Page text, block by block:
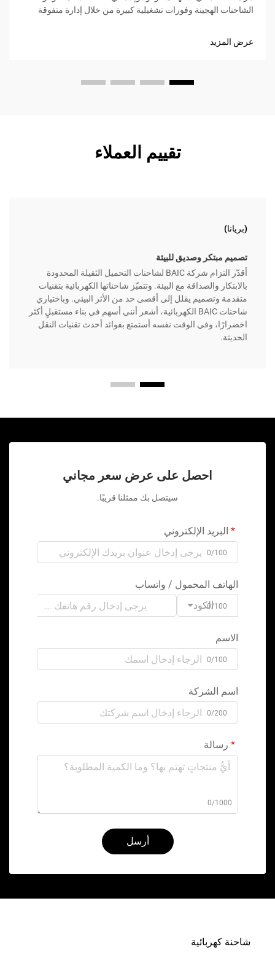
الشاحنات الهجينة وفورات تشغيلية كبيرة من خلال إدارة متفوقة
عرض المزيد
تقييم العملاء
(بريانا)
تصميم مبتكر وصديق للبيئة
أقدّر التزام شركة BAIC لشاحنات التحميل الثقيلة المحدودة
بالابتكار والصداقة مع البيئة. وتتميّز شاحناتها الكهربائية بتقنيات
متقدمة وتصميم يقلل إلى أقصى حد من الأثر البيئي. وباختياري
شاحنات BAIC الكهربائية، أشعر أنني أسهم في بناء مستقبلٍ أكثر
اخضرارًا، وفي الوقت نفسه أستمتع بفوائد أحدث تقنيات النقل
الحديثة.
احصل على عرض سعر مجاني
سيتصل بك ممثلنا قريبًا.
البريد الإلكتروني
0/100
الهاتف المحمول / واتساب
الكود0/100
الاسم
0/100
اسم الشركة
0/200
رسالة
0/1000
أرسل
شاحنة كهربائية